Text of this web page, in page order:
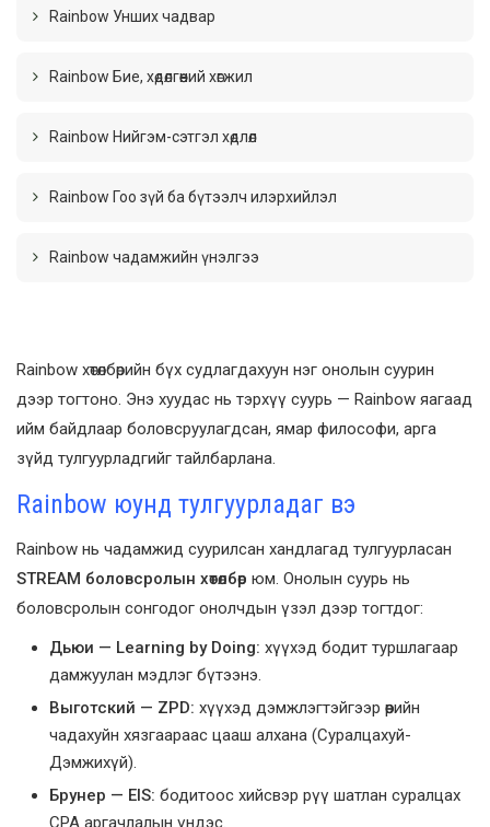
Rainbow Унших чадвар
Rainbow Бие, хөдөлгөөний хөгжил
Rainbow Нийгэм-сэтгэл хөдлөл
Rainbow Гоо зүй ба бүтээлч илэрхийлэл
Rainbow чадамжийн үнэлгээ
Rainbow хөтөлбөрийн бүх судлагдахуун нэг онолын суурин
дээр тогтоно. Энэ хуудас нь тэрхүү суурь — Rainbow яагаад
ийм байдлаар боловсруулагдсан, ямар философи, арга
зүйд тулгуурладгийг тайлбарлана.
Rainbow юунд тулгуурладаг вэ
Rainbow нь чадамжид суурилсан хандлагад тулгуурласан
STREAM боловсролын хөтөлбөр юм. Онолын суурь нь
боловсролын сонгодог онолчдын үзэл дээр тогтдог:
Дьюи — Learning by Doing: хүүхэд бодит туршлагаар
дамжуулан мэдлэг бүтээнэ.
Выготский — ZPD: хүүхэд дэмжлэгтэйгээр өөрийн
чадахуйн хязгаараас цааш алхана (Суралцахуй-
Дэмжихүй).
Брунер — EIS: бодитоос хийсвэр рүү шатлан суралцах
CPA аргачлалын үндэс.